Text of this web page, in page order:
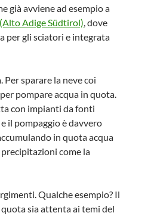
già avviene ad esempio a
Adige Südtirol) , dove
per gli sciatori e integrata
sparare la neve coi
pompare acqua in quota.
con impianti da fonti
il pompaggio è davvero
in quota acqua
come la
Qualche esempio? Il
sia attenta ai temi del